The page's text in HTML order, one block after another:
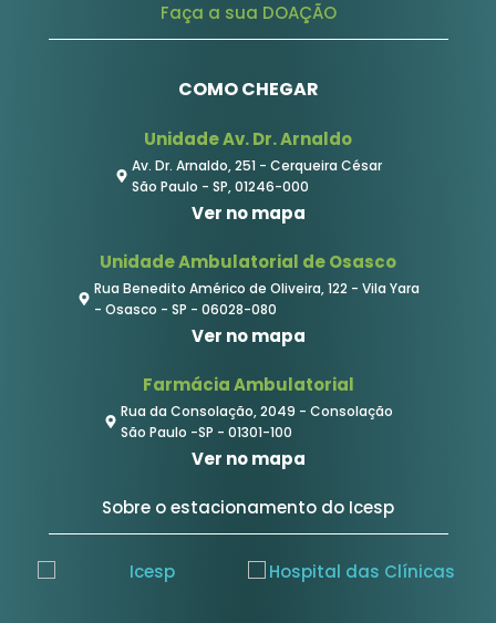
Faça a sua DOAÇÃO
COMO CHEGAR
Unidade Av. Dr. Arnaldo
Av. Dr. Arnaldo, 251 - Cerqueira César
São Paulo - SP, 01246-000
Ver no mapa
Unidade Ambulatorial de Osasco
Rua Benedito Américo de Oliveira, 122 - Vila Yara
- Osasco - SP - 06028-080
Ver no mapa
Farmácia Ambulatorial
Rua da Consolação, 2049 - Consolação
São Paulo -SP - 01301-100
Ver no mapa
Sobre o estacionamento do Icesp